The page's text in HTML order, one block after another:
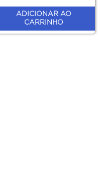
ADICIONAR AO
CARRINHO